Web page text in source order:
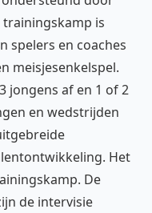
trainingskamp is
spelers en coaches
meisjesenkelspel.
jongens af en 1 of 2
en wedstrijden
Het
De
de intervisie